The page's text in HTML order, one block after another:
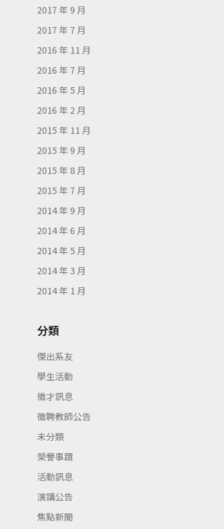
2017 年 9 月
2017 年 7 月
2016 年 11 月
2016 年 7 月
2016 年 5 月
2016 年 2 月
2015 年 11 月
2015 年 9 月
2015 年 8 月
2015 年 7 月
2014 年 9 月
2014 年 6 月
2014 年 5 月
2014 年 3 月
2014 年 1 月
分類
傑出系友
學生活動
徵才訊息
徵聘教師公告
未分類
榮譽事蹟
活動訊息
演講公告
焦點新聞